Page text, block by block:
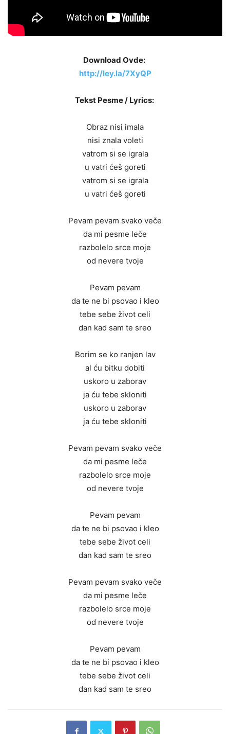
Download Ovde:
http://ley.la/7XyQP
Tekst Pesme / Lyrics:
Obraz nisi imala
nisi znala voleti
vatrom si se igrala
u vatri ćeš goreti
vatrom si se igrala
u vatri ćeš goreti
Pevam pevam svako veče
da mi pesme leče
razbolelo srce moje
od nevere tvoje
Pevam pevam
da te ne bi psovao i kleo
tebe sebe život celi
dan kad sam te sreo
Borim se ko ranjen lav
al ću bitku dobiti
uskoro u zaborav
ja ću tebe skloniti
uskoro u zaborav
ja ću tebe skloniti
Pevam pevam svako veče
da mi pesme leče
razbolelo srce moje
od nevere tvoje
Pevam pevam
da te ne bi psovao i kleo
tebe sebe život celi
dan kad sam te sreo
Pevam pevam svako veče
da mi pesme leče
razbolelo srce moje
od nevere tvoje
Pevam pevam
da te ne bi psovao i kleo
tebe sebe život celi
dan kad sam te sreo